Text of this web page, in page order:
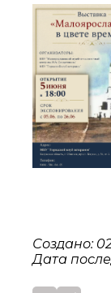
Создано:
Дата